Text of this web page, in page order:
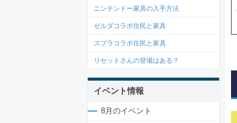
ニンテンドー家具の入手方法
ゼルダコラボ住民と家具
スプラコラボ住民と家具
リセットさんの登場はある？
イベント情報
8月のイベント